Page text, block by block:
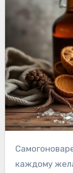
Самогоноварение – это искусство, доступное
каждому